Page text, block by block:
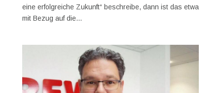
eine erfolgreiche Zukunft“ beschreibe, dann ist das etwa
mit Bezug auf die...